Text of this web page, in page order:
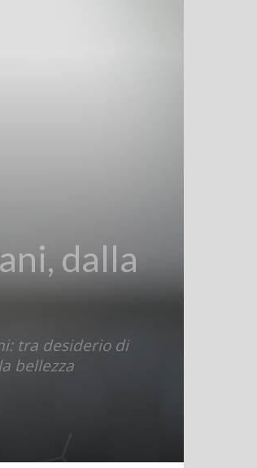
dalla
tra desiderio di
bellezza